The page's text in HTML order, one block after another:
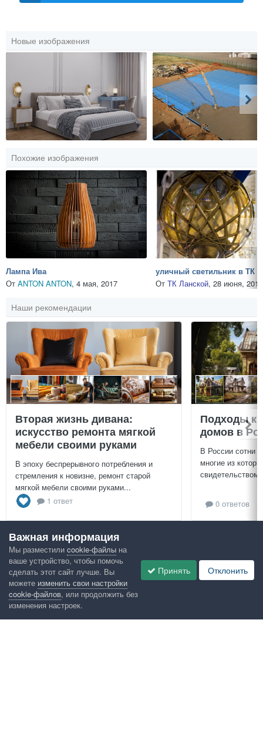
Новые изображения
Похожие изображения
Лампа Ива
От ANTON ANTON, 4 мая, 2017 От ТК Ланской, 28 июня, 2017
Наши рекомендации
Вторая жизнь дивана:
искусство ремонта мягкой
мебели своими руками
В эпоху беспрерывного потребления и
стремления к новизне, ремонт старой
мягкой мебели своими руками...
1 ответ
Подходы к
домов в
В России сотни
многие из
свидетельством
0 ответов
Посмотреть всё
Google рекомендует
Важная информация
Мы разместили cookie-файлы на
ваше устройство, чтобы помочь
сделать этот сайт лучше. Вы
можете изменить свои настройки
cookie-файлов, или продолжить без
изменения настроек.
Принять Отклонить